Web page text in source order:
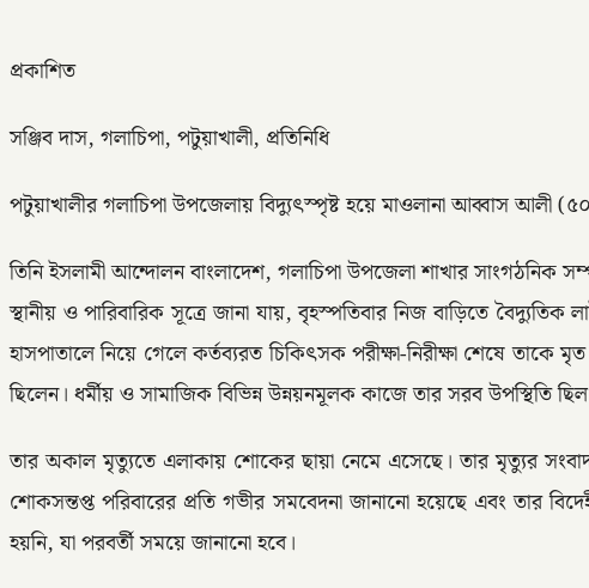
প্রকাশিত
সঞ্জিব দাস, গলাচিপা, পটুয়াখালী, প্রতিনিধি
পটুয়াখালীর গলাচিপা উপজেলায় বিদ্যুৎস্পৃষ্ট হয়ে মাওলানা আব্বাস আলী
তিনি ইসলামী আন্দোলন বাংলাদেশ, গলাচিপা উপজেলা শাখার সাংগঠনিক
স্থানীয় ও পারিবারিক সূত্রে জানা যায়, বৃহস্পতিবার নিজ বাড়িতে
হাসপাতালে নিয়ে গেলে কর্তব্যরত চিকিৎসক পরীক্ষা-নিরীক্ষা শেষে
ছিলেন। ধর্মীয় ও সামাজিক বিভিন্ন উন্নয়নমূলক কাজে তার সরব উপস্থিতি
তার অকাল মৃত্যুতে এলাকায় শোকের ছায়া নেমে এসেছে। তার মৃত্যুর
শোকসন্তপ্ত পরিবারের প্রতি গভীর সমবেদনা জানানো হয়েছে এবং তার
হয়নি, যা পরবর্তী সময়ে জানানো হবে।